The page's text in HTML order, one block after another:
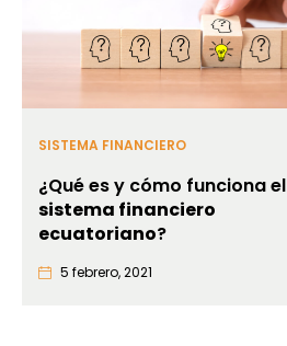
SISTEMA FINANCIERO
¿Qué es y cómo funciona el
sistema financiero
ecuatoriano?
5 febrero, 2021